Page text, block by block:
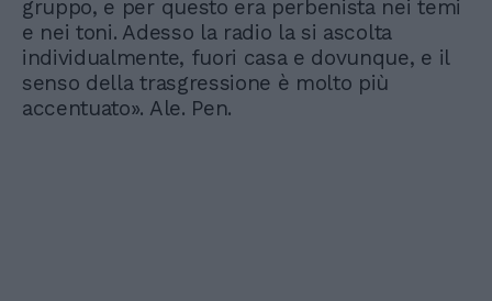
gruppo, e per questo era perbenista nei temi
e nei toni. Adesso la radio la si ascolta
individualmente, fuori casa e dovunque, e il
senso della trasgressione è molto più
accentuato». Ale. Pen.